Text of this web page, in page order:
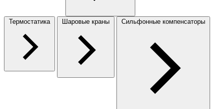
Термостатика Шаровые краны Сильфонные компенсаторы